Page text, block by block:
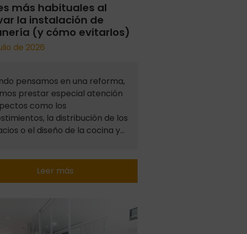
más habituales al
la instalación de
(y cómo evitarlos)
de 2026
pensamos en una reforma,
prestar especial atención
como los
la distribución de los
o el diseño de la cocina y…
Leer más